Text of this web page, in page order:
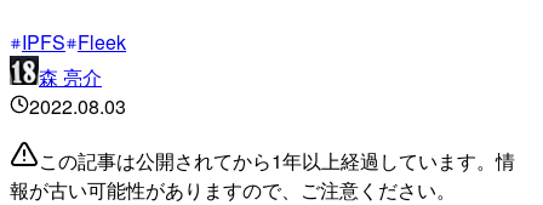
IPFS Fleek
森 亮介
2022.08.03
この記事は公開されてから1年以上経過しています。情
報が古い可能性がありますので、ご注意ください。